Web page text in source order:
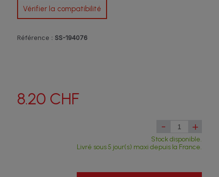
Vérifier la compatibilité
Référence : SS-194076
8.20 CHF
- +
Stock disponible.
Livré sous 5 jour(s) maxi depuis la France.